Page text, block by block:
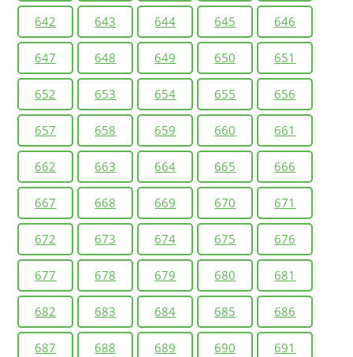
642 643 644 645 646
647 648 649 650 651
652 653 654 655 656
657 658 659 660 661
662 663 664 665 666
667 668 669 670 671
672 673 674 675 676
677 678 679 680 681
682 683 684 685 686
687 688 689 690 691